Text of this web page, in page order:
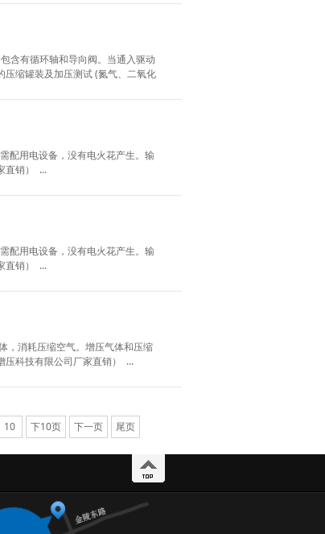
含有循环轴和导向阀。当通入驱动
缩罐装及加压测试 (氮气、二氧化
配用电设备，没有电火花产生。输
直销） ...
配用电设备，没有电火花产生。输
直销） ...
，消耗压缩空气。增压气体和压缩
压科技有限公司厂家直销） ...
10 下10页 下一页 尾页